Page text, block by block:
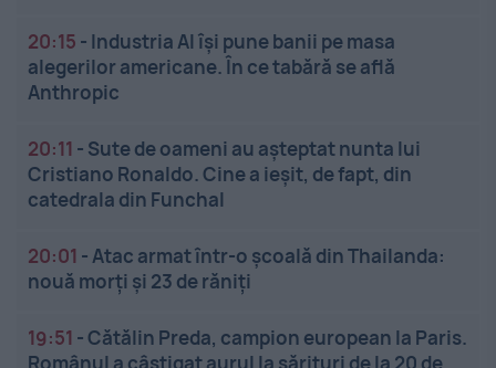
20:15 - Industria AI își pune banii pe masa
alegerilor americane. În ce tabără se află
Anthropic
20:11 - Sute de oameni au așteptat nunta lui
Cristiano Ronaldo. Cine a ieșit, de fapt, din
catedrala din Funchal
20:01 -Atac armat într-o școală din Thailanda:
nouă morți și 23 de răniți
19:51 -Cătălin Preda, campion european la Paris.